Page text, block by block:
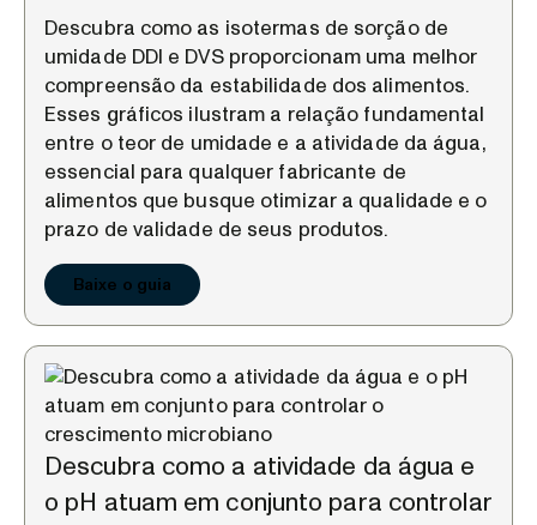
Descubra como as isotermas de sorção de
umidade DDI e DVS proporcionam uma melhor
compreensão da estabilidade dos alimentos.
Esses gráficos ilustram a relação fundamental
entre o teor de umidade e a atividade da água,
essencial para qualquer fabricante de
alimentos que busque otimizar a qualidade e o
prazo de validade de seus produtos.
Baixe o guia
Descubra como a atividade da água e
o pH atuam em conjunto para controlar